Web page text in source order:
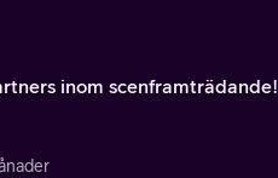
inom scenframträdande!